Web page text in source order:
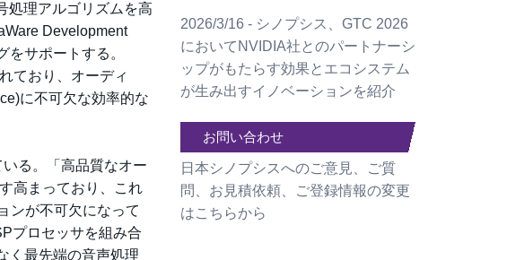
処理アルゴリズムを高
Development
サポートする。
ており、オーディ
に不可欠な効率的な
る。「高品質なオー
高まっており、これ
ンが不可欠になって
プロセッサを組み合
く最先端の音声処理
2026/3/16 - シノプシス、GTC 2026
においてNVIDIA社とのパートナーシ
ップがもたらす効果とエコシステム
が生み出すイノベーションを紹介
お問い合わせ
日本シノプシスへのご意見、ご質
問、お見積依頼、ご登録情報の変更
はこちらから